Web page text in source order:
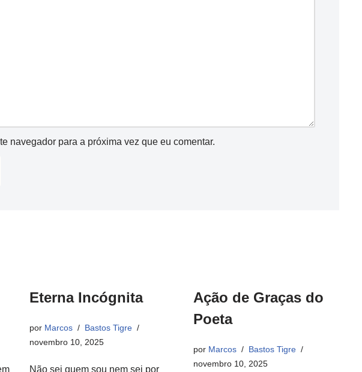
navegador para a próxima vez que eu comentar.
Eterna Incógnita
por Marcos
Bastos Tigre
novembro 10, 2025
Não sei quem sou nem sei por
Ação de Graças do
Poeta
por Marcos
Bastos Tigre
novembro 10, 2025